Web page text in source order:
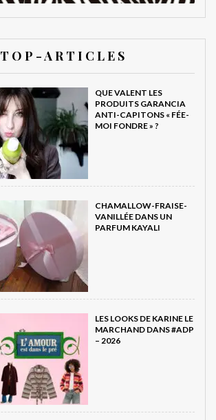
T O P - A R T I C L E S
QUE VALENT LES
PRODUITS GARANCIA
ANTI-CAPITONS « FÉE-
MOI FONDRE » ?
CHAMALLOW-FRAISE-
VANILLÉE DANS UN
PARFUM KAYALI
LES LOOKS DE KARINE LE
MARCHAND DANS #ADP
– 2026